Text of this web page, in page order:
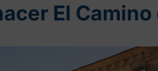
El